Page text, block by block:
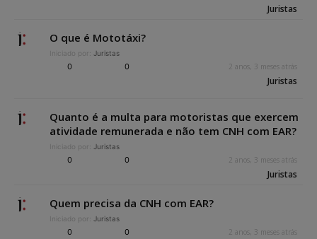
Juristas
O que é Mototáxi?
Iniciado por: Juristas
0 0 2 anos, 3 meses atrás
Juristas
Quanto é a multa para motoristas que exercem
atividade remunerada e não tem CNH com EAR?
Iniciado por: Juristas
0 0 2 anos, 3 meses atrás
Juristas
Quem precisa da CNH com EAR?
Iniciado por: Juristas
0 0 2 anos, 3 meses atrás